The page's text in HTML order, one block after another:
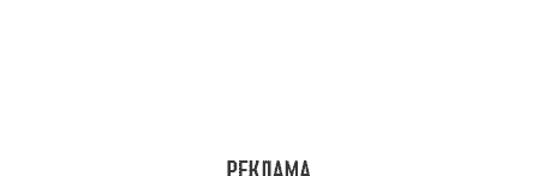
Декоративные балки